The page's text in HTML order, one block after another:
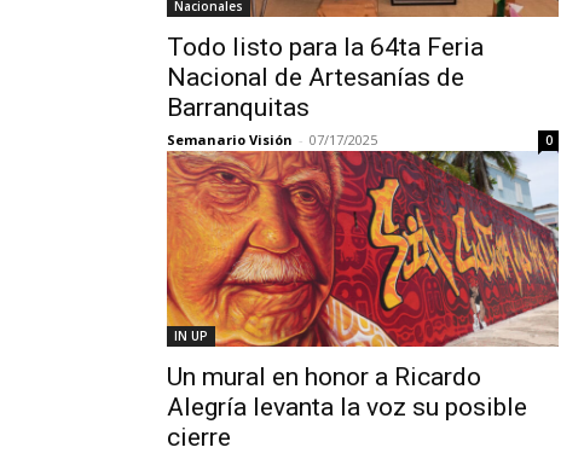
Nacionales
Todo listo para la 64ta Feria
Nacional de Artesanías de
Barranquitas
Semanario Visión - 07/17/2025 0
IN UP
Un mural en honor a Ricardo
Alegría levanta la voz su posible
cierre